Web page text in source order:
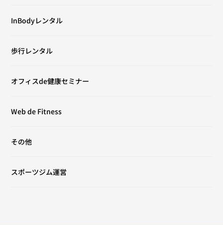
InBodyレンタル
歩行レンタル
オフィスde健康セミナー
Web de Fitness
その他
スポーツジム運営